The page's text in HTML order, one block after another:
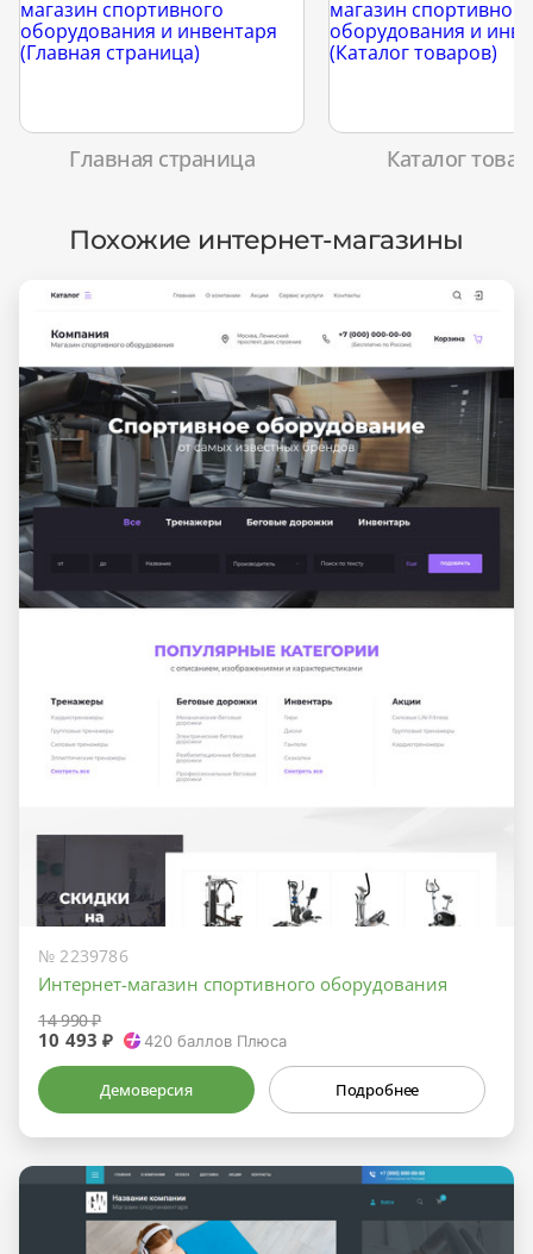
Главная страница Каталог
Похожие интернет-магазины
№ 2239786
Интернет-магазин спортивного оборудования
14 990 ₽
10 493 ₽ 420баллов Плюса
Демоверсия Подробнее